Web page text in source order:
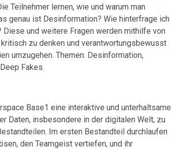
Teilnehmer lernen, wie und warum man
genau ist Desinformation? Wie hinterfrage ich
und weitere Fragen werden mithilfe von
zu denken und verantwortungsbewusst
umzugehen. Themen: Desinformation,
Fakes.
Base1 eine interaktive und unterhaltsame
Daten, insbesondere in der digitalen Welt, zu
Im ersten Bestandteil durchlaufen
den Teamgeist vertiefen, und ihr